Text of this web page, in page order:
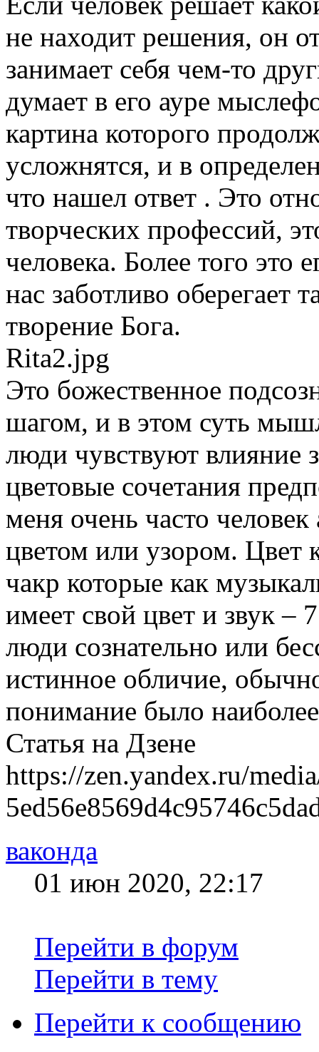
не находит решения, он
занимает себя чем-то
думает в его ауре
картина которого
усложнятся, и в
что нашел ответ . Это
творческих профессий,
человека. Более того это
нас заботливо оберегает
творение Бога.
Rita2.jpg
Это божественное
шагом, и в этом суть
люди чувствуют влияние
цветовые сочетания
меня очень часто
цветом или узором. Цвет
чакр которые как
имеет свой цвет и звук –
люди сознательно или
истинное обличие,
понимание было
Статья на Дзене
https://zen.yandex.ru/
ваконда
01 июн 2020, 22:17
Перейти в форум
Перейти в тему
Перейти к сообщению